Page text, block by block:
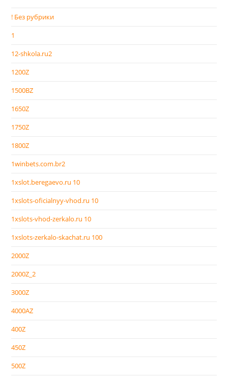
! Без рубрики
1
12-shkola.ru2
1200Z
1500BZ
1650Z
1750Z
1800Z
1winbets.com.br2
1xslot.beregaevo.ru 10
1xslots-oficialnyy-vhod.ru 10
1xslots-vhod-zerkalo.ru 10
1xslots-zerkalo-skachat.ru 100
2000Z
2000Z_2
3000Z
4000AZ
400Z
450Z
500Z